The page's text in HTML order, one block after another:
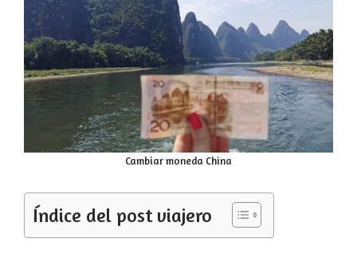
Cambiar moneda China
Índice del post viajero